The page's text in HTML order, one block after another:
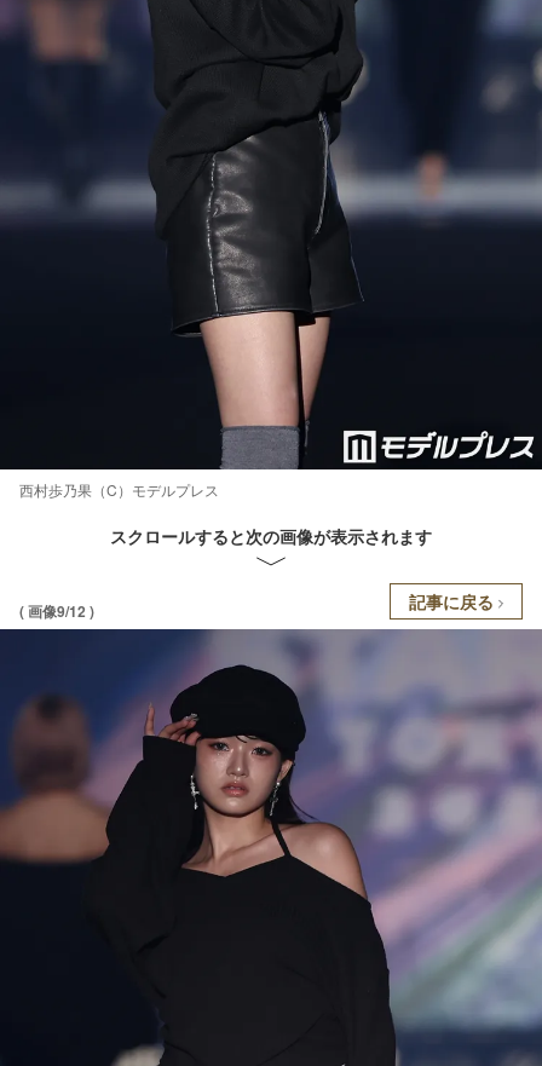
西村歩乃果（C）モデルプレス
スクロールすると次の画像が表示されます
( 画像9/12 ) 記事に戻る